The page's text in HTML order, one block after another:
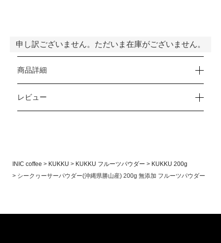
申し訳ございません。ただいま在庫がございません。
商品詳細
レビュー
INIC coffee KUKKU KUKKU フルーツパウダー
KUKKU 200g
シークヮーサーパウダー(沖縄県勝山産) 200g 無添加 フルーツパウダー